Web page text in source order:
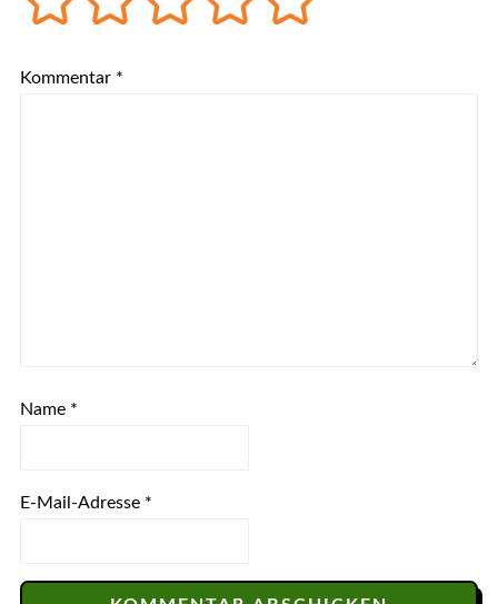
Kommentar *
Name *
E-Mail-Adresse *